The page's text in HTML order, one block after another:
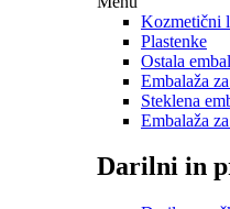
Kozmetični
Plastenke
Ostala
Embalaža
Steklena
Embalaža
Darilni in